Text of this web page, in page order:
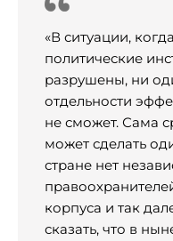
«В ситуации,
политические
разрушены, ни
отдельности
не сможет. Сама
может сделать
стране нет
корпуса и так
сказать, что в